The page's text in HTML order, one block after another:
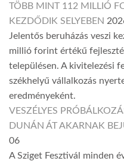
TÖBB MINT 112 MILLIÓ
KEZDŐDIK SELYEBEN
Jelentős beruházás veszi
millió forint értékű
településen. A kivitelezési
székhelyű vállalkozás
eredményeként.
VESZÉLYES
DUNÁN ÁT AKARNAK
06
A Sziget Fesztivál minden